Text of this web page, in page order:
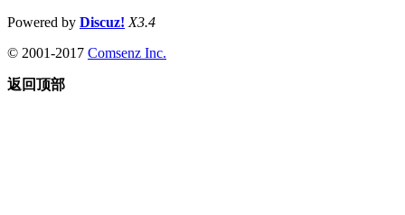
Powered by Discuz! X3.4
© 2001-2017 Comsenz Inc.
返回顶部